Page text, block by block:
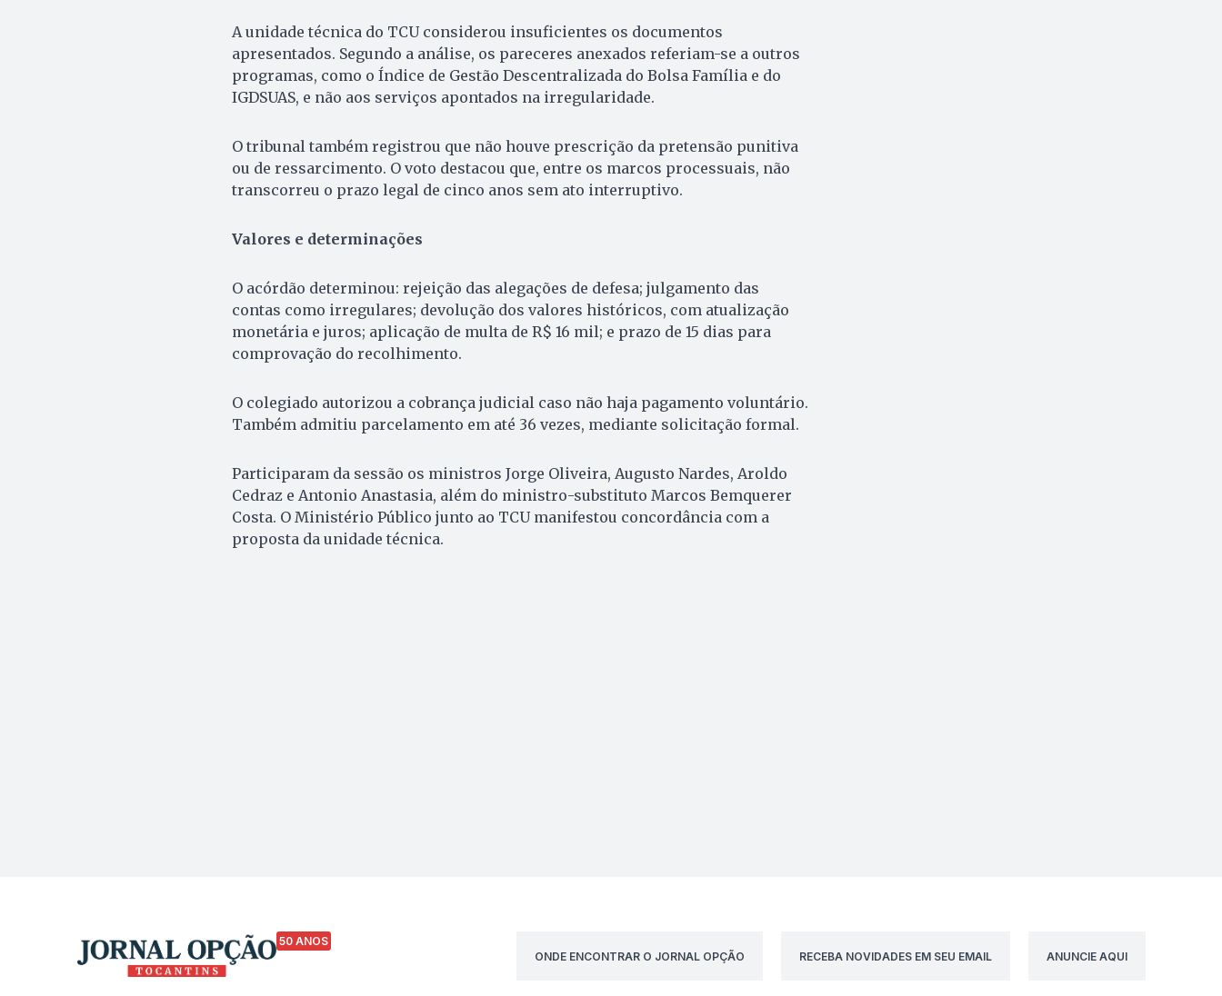
A unidade técnica do TCU considerou insuficientes os documentos
apresentados. Segundo a análise, os pareceres anexados referiam-se a outros
programas, como o Índice de Gestão Descentralizada do Bolsa Família e do
IGDSUAS, e não aos serviços apontados na irregularidade.
O tribunal também registrou que não houve prescrição da pretensão punitiva
ou de ressarcimento. O voto destacou que, entre os marcos processuais, não
transcorreu o prazo legal de cinco anos sem ato interruptivo.
Valores e determinações
O acórdão determinou: rejeição das alegações de defesa; julgamento das
contas como irregulares; devolução dos valores históricos, com atualização
monetária e juros; aplicação de multa de R$ 16 mil; e prazo de 15 dias para
comprovação do recolhimento.
O colegiado autorizou a cobrança judicial caso não haja pagamento voluntário.
Também admitiu parcelamento em até 36 vezes, mediante solicitação formal.
Participaram da sessão os ministros Jorge Oliveira, Augusto Nardes, Aroldo
Cedraz e Antonio Anastasia, além do ministro-substituto Marcos Bemquerer
Costa. O Ministério Público junto ao TCU manifestou concordância com a
proposta da unidade técnica.
50 ANOS
ONDE ENCONTRAR O JORNAL OPÇÃO
RECEBA NOVIDADES EM SEU EMAIL ANUNCIE AQUI